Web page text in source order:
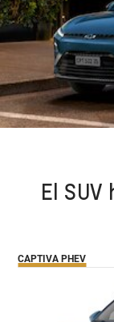
El
CAPTIVA PHEV